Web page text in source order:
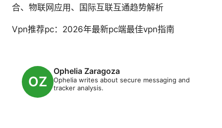
合、物联网应用、国际互联互通趋势解析
Vpn推荐pc：2026年最新pc端最佳vpn指南
Ophelia Zaragoza
Ophelia writes about secure messaging and
tracker analysis.